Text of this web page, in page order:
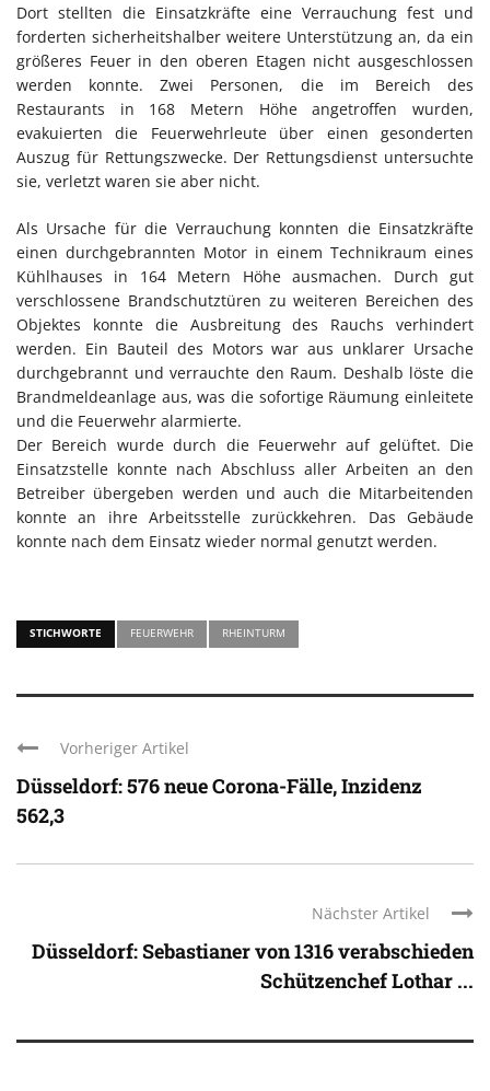
Dort stellten die Einsatzkräfte eine Verrauchung fest und
forderten sicherheitshalber weitere Unterstützung an, da ein
größeres Feuer in den oberen Etagen nicht ausgeschlossen
werden konnte. Zwei Personen, die im Bereich des
Restaurants in 168 Metern Höhe angetroffen wurden,
evakuierten die Feuerwehrleute über einen gesonderten
Auszug für Rettungszwecke. Der Rettungsdienst untersuchte
sie, verletzt waren sie aber nicht.
Als Ursache für die Verrauchung konnten die Einsatzkräfte
einen durchgebrannten Motor in einem Technikraum eines
Kühlhauses in 164 Metern Höhe ausmachen. Durch gut
verschlossene Brandschutztüren zu weiteren Bereichen des
Objektes konnte die Ausbreitung des Rauchs verhindert
werden. Ein Bauteil des Motors war aus unklarer Ursache
durchgebrannt und verrauchte den Raum. Deshalb löste die
Brandmeldeanlage aus, was die sofortige Räumung einleitete
und die Feuerwehr alarmierte.
Der Bereich wurde durch die Feuerwehr auf gelüftet. Die
Einsatzstelle konnte nach Abschluss aller Arbeiten an den
Betreiber übergeben werden und auch die Mitarbeitenden
konnte an ihre Arbeitsstelle zurückkehren. Das Gebäude
konnte nach dem Einsatz wieder normal genutzt werden.
STICHWORTE FEUERWEHR RHEINTURM
Vorheriger Artikel
Düsseldorf: 576 neue Corona-Fälle, Inzidenz
562,3
Nächster Artikel
Düsseldorf: Sebastianer von 1316 verabschieden
Schützenchef Lothar ...